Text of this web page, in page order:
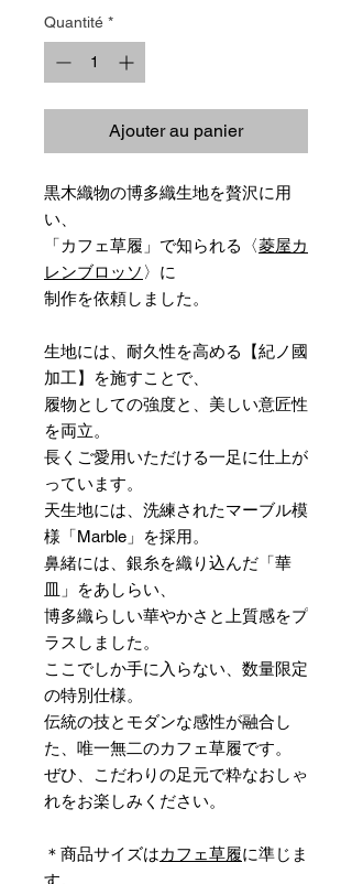
Quantité *
Ajouter au panier
黒木織物の博多織生地を贅沢に用
い、
「カフェ草履」で知られる〈菱屋カ
レンブロッソ 〉に
制作を依頼しました。
生地には、耐久性を高める【紀ノ國
加工】を施すことで、
履物としての強度と、美しい意匠性
を両立。
長くご愛用いただける一足に仕上が
っています。
天生地には、洗練されたマーブル模
様「Marble」を採用。
鼻緒には、銀糸を織り込んだ「華
皿」をあしらい、
博多織らしい華やかさと上質感をプ
ラスしました。
ここでしか手に入らない、数量限定
の特別仕様。
伝統の技とモダンな感性が融合し
た、唯一無二のカフェ草履です。
ぜひ、こだわりの足元で粋なおしゃ
れをお楽しみください。
＊商品サイズはカフェ草履に準じま
す。